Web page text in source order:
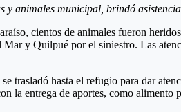
y animales municipal, brindó
cientos de animales fueron
y Quilpué por el siniestro. Las
trasladó hasta el refugio para dar
la entrega de aportes, como